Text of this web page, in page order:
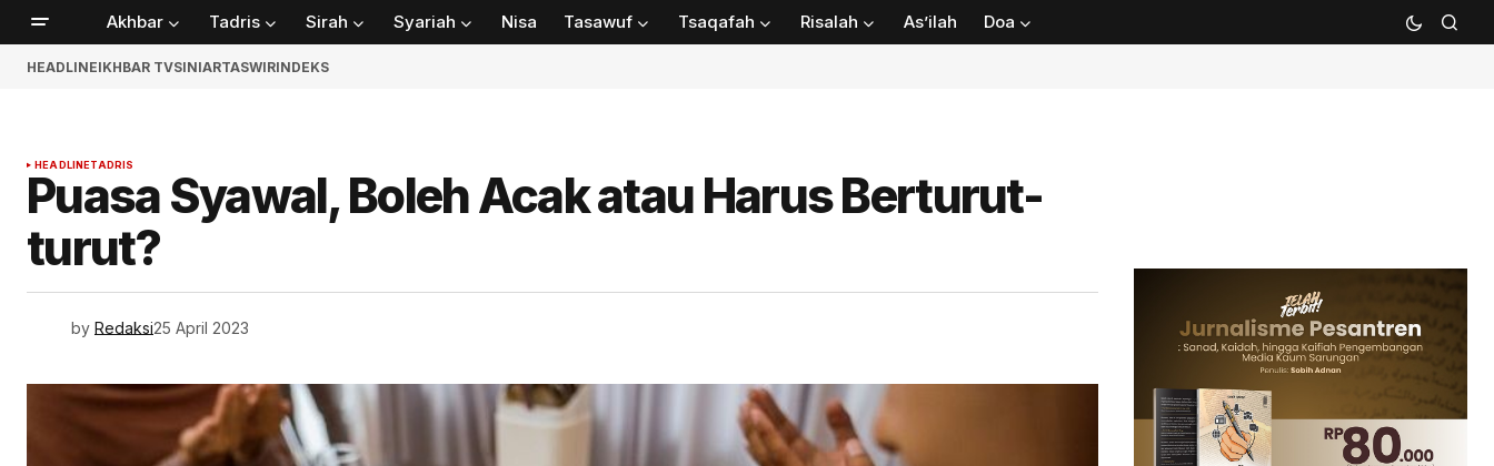
Akhbar Tadris Sirah Syariah Nisa Tasawuf Tsaqafah Risalah As’ilah Doa
HEADLINEIKHBAR TVSINIARTASWIRINDEKS
HEADLINETADRIS
Puasa Syawal, Boleh Acak atau Harus Berturut-
turut?
by Redaksi25 April 2023